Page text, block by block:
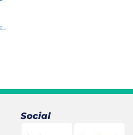
APPARATO MUSCOLO SCHELETRICO
Social